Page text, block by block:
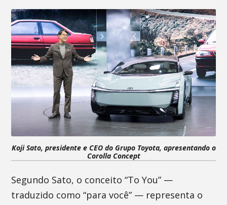
Koji Sato, presidente e CEO do Grupo Toyota, apresentando o
Corolla Concept
Segundo Sato, o conceito “To You” —
traduzido como “para você” — representa o